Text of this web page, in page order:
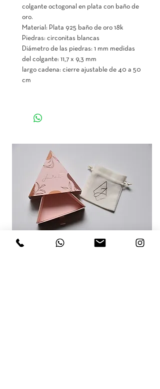
colgante octogonal en plata con baño de
oro.
Material: Plata 925 baño de oro 18k
Piedras: circonitas blancas
Diámetro de las piedras: 1 mm medidas
del colgante: 11,7 x 9,3 mm
largo cadena: cierre ajustable de 40 a 50
cm
RECOMENDACIONES PARA TI